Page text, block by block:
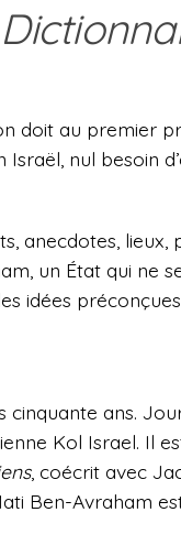
doit au premier
nul besoin
anecdotes, lieux,
un État qui ne
idées
cinquante ans.
Kol Israel. Il
, coécrit avec
Ben-Avraham